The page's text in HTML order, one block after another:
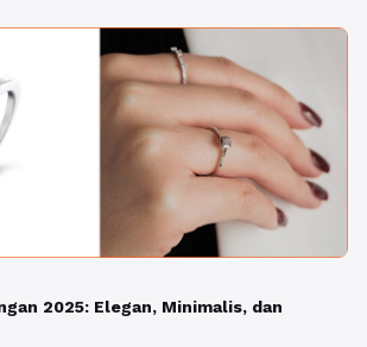
2025: Elegan, Minimalis, dan